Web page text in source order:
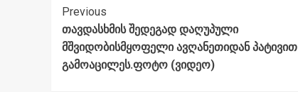
Post
Navigation
Previous
თავდასხმის შედეგად დაღუპული
მშვიდობისმყოფელი ავღანეთიდან პატივით
გამოაცილეს.ფოტო (ვიდეო)